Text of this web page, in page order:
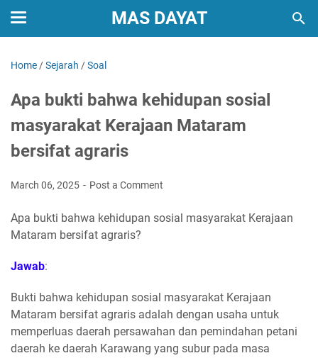
MAS DAYAT
Home /Sejarah /Soal
Apa bukti bahwa kehidupan sosial
masyarakat Kerajaan Mataram
bersifat agraris
March 06, 2025 Post a Comment
Apa bukti bahwa kehidupan sosial masyarakat Kerajaan
Mataram bersifat agraris?
Jawab:
Bukti bahwa kehidupan sosial masyarakat Kerajaan
Mataram bersifat agraris adalah dengan usaha untuk
memperluas daerah persawahan dan pemindahan petani
daerah ke daerah Karawang yang subur pada masa